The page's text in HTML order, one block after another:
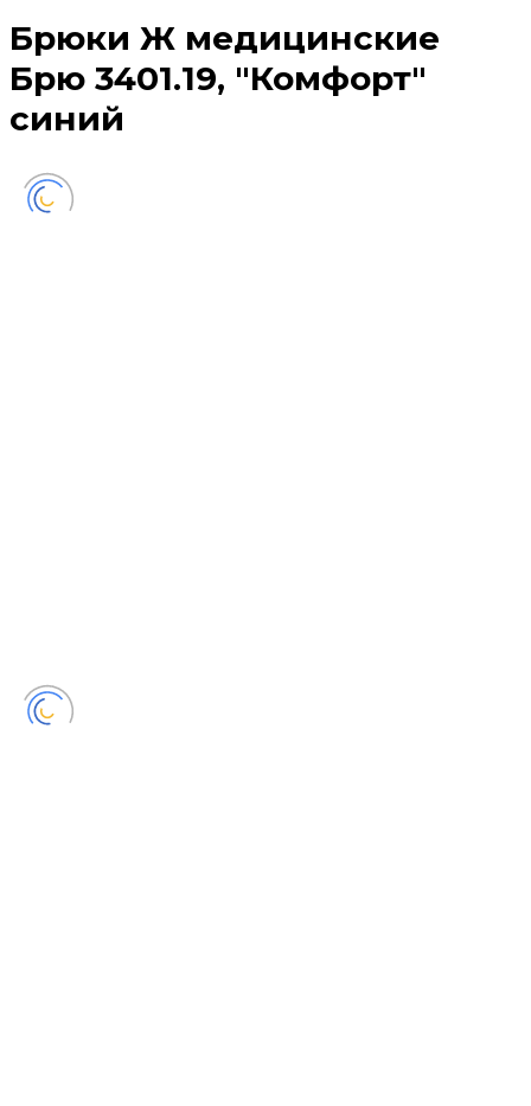
Брюки Ж медицинские
Брю 3401.19, "Комфорт"
синий